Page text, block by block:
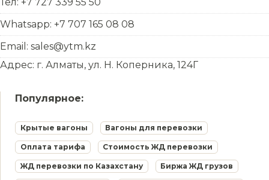
Whatsapp: +7 707 165 08 08
Email: sales@ytm.kz
Адрес: г. Алматы, ул. Н. Коперника, 124Г
Популярное:
Крытые вагоны Вагоны для перевозки
Оплата тарифа Стоимость ЖД перевозки
ЖД перевозки по Казахстану Биржа ЖД грузов